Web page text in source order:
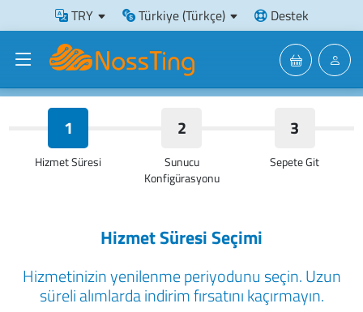
TRY Türkiye (Türkçe) Destek
1
Hizmet Süresi
2
Sunucu
Konfigürasyonu
3
Sepete Git
Hizmet Süresi Seçimi
Hizmetinizin yenilenme periyodunu seçin. Uzun
süreli alımlarda indirim fırsatını kaçırmayın.